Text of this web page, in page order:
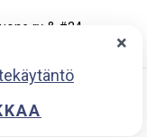
ry & #24
×